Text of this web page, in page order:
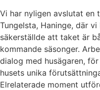
Vi har nyligen avslutat en
Tungelsta, Haninge, där
säkerställde att taket är
kommande säsonger.
dialog med husägaren,
husets unika
Elrelaterade moment